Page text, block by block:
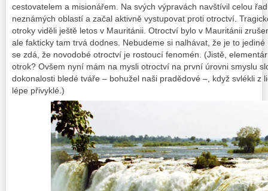
cestovatelem a misionářem. Na svých výpravách navštívil celou
neznámých oblastí a začal aktivně vystupovat proti otroctví.
otroky viděli ještě letos v Mauritánii. Otroctví bylo v Mauritánii
ale fakticky tam trvá dodnes. Nebudeme si nalhávat, že je to
se zdá, že novodobé otroctví je rostoucí fenomén. (Jistě,
otrok? Ovšem nyní mám na mysli otroctví na první úrovni smyslu
dokonalosti bledé tváře – bohužel naši pradědové –, když svlékli z
lépe přivyklé.)